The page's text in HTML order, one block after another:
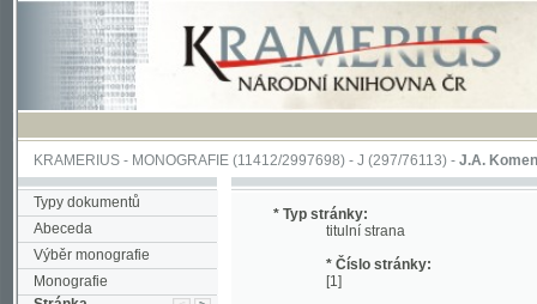
KRAMERIUS-MONOGRAFIE(11412/2997698) -J (297/76113)-J.A. Komenského
Typy dokumentů
Abeceda
Výběr monografie
Monografie
Stránka
/190
* Typ stránky:
titulní strana
* Číslo stránky:
* URI: